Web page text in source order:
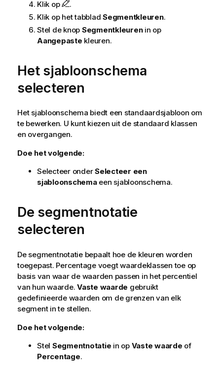
Klik op
.
Klik op het tabblad Segmentkleuren.
Stel de knop Segmentkleurenin op
Aangepaste kleuren.
Het sjabloonschema
selecteren
Het sjabloonschema biedt een standaardsjabloon om
te bewerken. U kunt kiezen uit de standaard klassen
en overgangen.
Doe het volgende:
Selecteer onderSelecteer een
sjabloonschemaeen sjabloonschema.
De segmentnotatie
selecteren
De segmentnotatie bepaalt hoe de kleuren worden
toegepast. Percentage voegt waardeklassen toe op
basis van waar de waarden passen in het percentiel
van hun waarde. Vaste waarde gebruikt
gedefinieerde waarden om de grenzen van elk
segment in te stellen.
Doe het volgende:
Stel Segmentnotatie in op Vaste waarde of
Percentage.